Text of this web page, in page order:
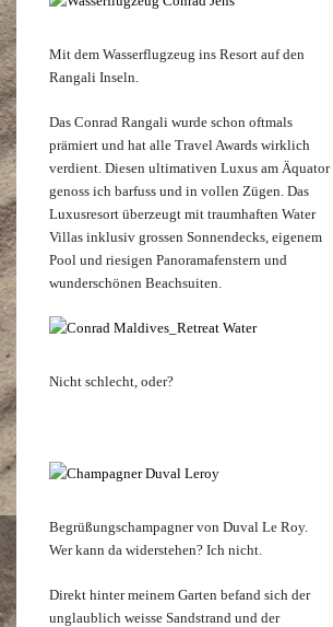
Mit dem Wasserflugzeug ins Resort auf den
Rangali Inseln.
Das Conrad Rangali wurde schon oftmals
prämiert und hat alle Travel Awards wirklich
verdient. Diesen ultimativen Luxus am Äquator
genoss ich barfuss und in vollen Zügen. Das
Luxusresort überzeugt mit traumhaften Water
Villas inklusiv grossen Sonnendecks, eigenem
Pool und riesigen Panoramafenstern und
wunderschönen Beachsuiten.
Nicht schlecht, oder?
Begrüßungschampagner von Duval Le Roy.
Wer kann da widerstehen? Ich nicht.
Direkt hinter meinem Garten befand sich der
unglaublich weisse Sandstrand und der